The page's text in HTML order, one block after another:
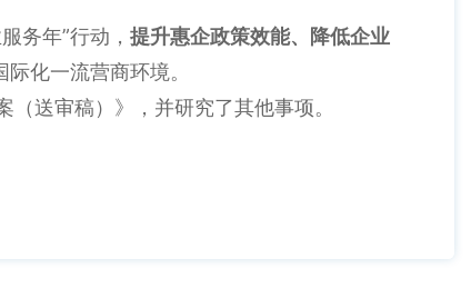
务年”行动， 提升惠企政策效能、降低企业
化一流营商环境。
送审稿）》，并研究了其他事项。